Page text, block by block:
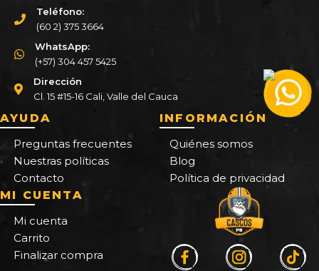
Teléfono:
(60 2) 375 3664
WhatsApp:
(+57) 304 457 5425
Dirección
Cl. 15 #15-16 Cali, Valle del Cauca
AYUDA
Preguntas frecuentes
Nuestras políticas
Contacto
INFORMACIÓN
Quiénes somos
Blog
Política de privacidad
MI CUENTA
Mi cuenta
Carrito
Finalizar compra